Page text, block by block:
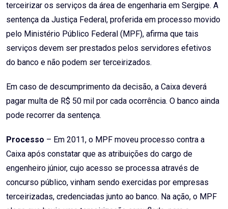
terceirizar os serviços da área de engenharia em Sergipe. A
sentença da Justiça Federal, proferida em processo movido
pelo Ministério Público Federal (MPF), afirma que tais
serviços devem ser prestados pelos servidores efetivos
do banco e não podem ser terceirizados.
Em caso de descumprimento da decisão, a Caixa deverá
pagar multa de R$ 50 mil por cada ocorrência. O banco ainda
pode recorrer da sentença.
Processo – Em 2011, o MPF moveu processo contra a
Caixa após constatar que as atribuições do cargo de
engenheiro júnior, cujo acesso se processa através de
concurso público, vinham sendo exercidas por empresas
terceirizadas, credenciadas junto ao banco. Na ação, o MPF